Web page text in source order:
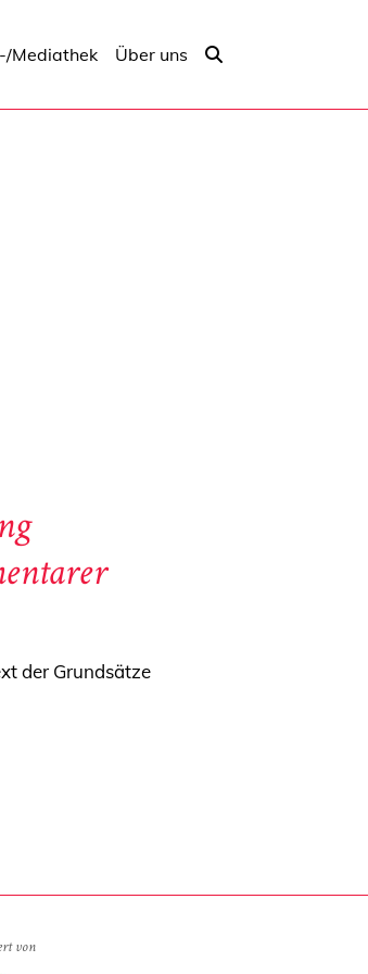
Mediathek Über uns
der Grundsätze
von